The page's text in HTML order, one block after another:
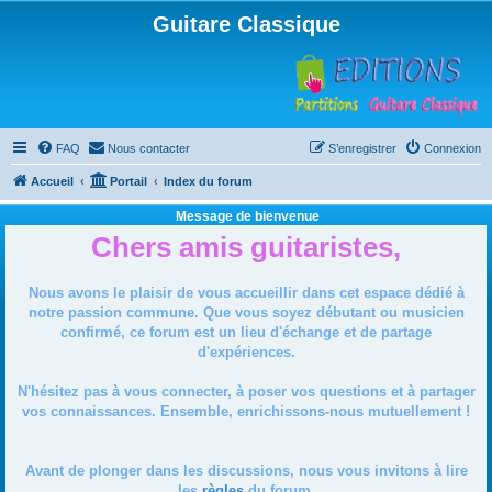
Guitare Classique
FAQ Nous contacter Connexion
S’enregistrer
Accueil Portail Index du forum
Message de bienvenue
Chers amis guitaristes,
Nous avons le plaisir de vous accueillir dans cet espace dédié à
notre passion commune. Que vous soyez débutant ou musicien
confirmé, ce forum est un lieu d'échange et de partage
d'expériences.
N'hésitez pas à vous connecter, à poser vos questions et à partager
vos connaissances. Ensemble, enrichissons-nous mutuellement !
Avant de plonger dans les discussions, nous vous invitons à lire